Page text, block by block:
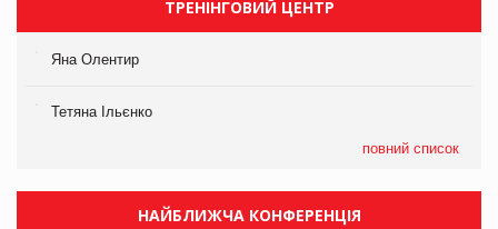
ТРЕНІНГОВИЙ ЦЕНТР
Яна Олентир
Тетяна Ільєнко
повний список
НАЙБЛИЖЧА КОНФЕРЕНЦІЯ